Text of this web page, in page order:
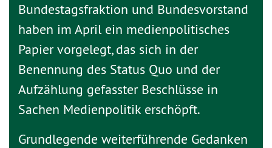
Bundestagsfraktion und Bundesvorstand
haben im April ein medienpolitisches
Papier vorgelegt, das sich in der
Benennung des Status Quo und der
Aufzählung gefasster Beschlüsse in
Sachen Medienpolitik erschöpft.
Grundlegende weiterführende Gedanken